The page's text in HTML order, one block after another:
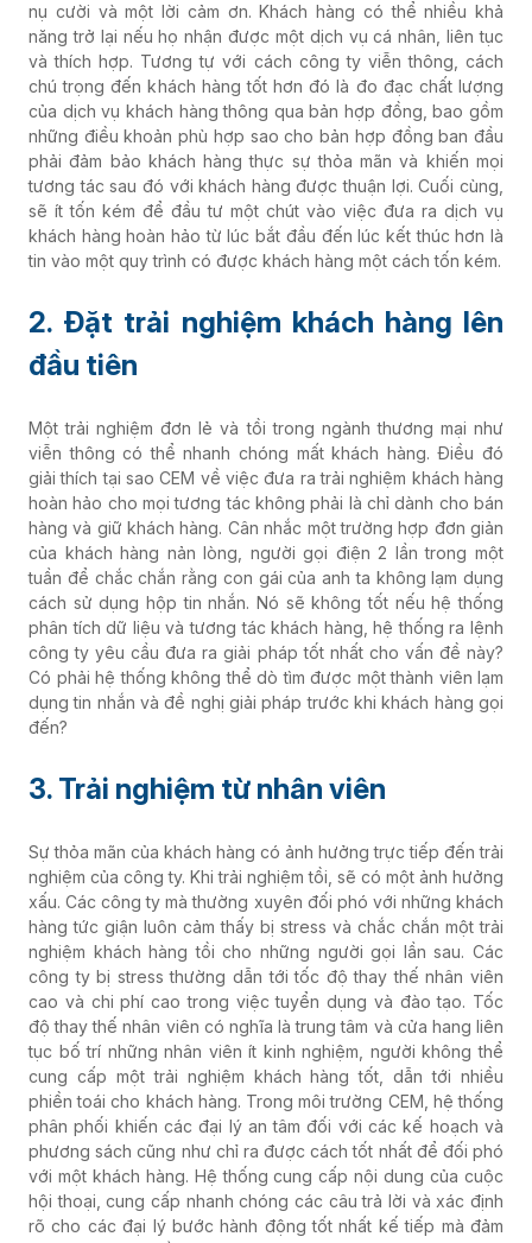
nụ cười và một lời cảm ơn. Khách hàng có thể nhiều khả
năng trở lại nếu họ nhận được một dịch vụ cá nhân, liên tục
và thích hợp. Tương tự với cách công ty viễn thông, cách
chú trọng đến khách hàng tốt hơn đó là đo đạc chất lượng
của dịch vụ khách hàng thông qua bản hợp đồng, bao gồm
những điều khoản phù hợp sao cho bản hợp đồng ban đầu
phải đảm bảo khách hàng thực sự thỏa mãn và khiến mọi
tương tác sau đó với khách hàng được thuận lợi. Cuối cùng,
sẽ ít tốn kém để đầu tư một chút vào việc đưa ra dịch vụ
khách hàng hoàn hảo từ lúc bắt đầu đến lúc kết thúc hơn là
tin vào một quy trình có được khách hàng một cách tốn kém.
2. Đặt trải nghiệm khách hàng lên
đầu tiên
Một trải nghiệm đơn lẻ và tồi trong ngành thương mại như
viễn thông có thể nhanh chóng mất khách hàng. Điều đó
giải thích tại sao CEM về việc đưa ra trải nghiệm khách hàng
hoàn hảo cho mọi tương tác không phải là chỉ dành cho bán
hàng và giữ khách hàng. Cân nhắc một trường hợp đơn giản
của khách hàng nản lòng, người gọi điện 2 lần trong một
tuần để chắc chắn rằng con gái của anh ta không lạm dụng
cách sử dụng hộp tin nhắn. Nó sẽ không tốt nếu hệ thống
phân tích dữ liệu và tương tác khách hàng, hệ thống ra lệnh
công ty yêu cầu đưa ra giải pháp tốt nhất cho vấn đề này?
Có phải hệ thống không thể dò tìm được một thành viên lạm
dụng tin nhắn và đề nghị giải pháp trước khi khách hàng gọi
đến?
3. Trải nghiệm từ nhân viên
Sự thỏa mãn của khách hàng có ảnh hưởng trực tiếp đến trải
nghiệm của công ty. Khi trải nghiệm tồi, sẽ có một ảnh hưởng
xấu. Các công ty mà thường xuyên đối phó với những khách
hàng tức giận luôn cảm thấy bị stress và chắc chắn một trải
nghiệm khách hàng tồi cho những người gọi lần sau. Các
công ty bị stress thường dẫn tới tốc độ thay thế nhân viên
cao và chi phí cao trong việc tuyển dụng và đào tạo. Tốc
độ thay thế nhân viên có nghĩa là trung tâm và cửa hang liên
tục bố trí những nhân viên ít kinh nghiệm, người không thể
cung cấp một trải nghiệm khách hàng tốt, dẫn tới nhiều
phiền toái cho khách hàng. Trong môi trường CEM, hệ thống
phân phối khiến các đại lý an tâm đối với các kế hoạch và
phương sách cũng như chỉ ra được cách tốt nhất để đối phó
với một khách hàng. Hệ thống cung cấp nội dung của cuộc
hội thoại, cung cấp nhanh chóng các câu trả lời và xác định
rõ cho các đại lý bước hành động tốt nhất kế tiếp mà đảm